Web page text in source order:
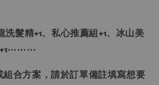
髮精+1、私心推薦組+1、冰山美
+1⋯⋯⋯
合方案，請於訂單備註填寫想要